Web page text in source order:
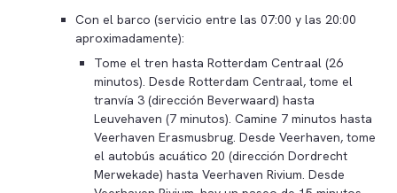
Con el barco (servicio entre las 07:00 y las 20:00
aproximadamente):
Tome el tren hasta Rotterdam Centraal (26
minutos). Desde Rotterdam Centraal, tome el
tranvía 3 (dirección Beverwaard) hasta
Leuvehaven (7 minutos). Camine 7 minutos hasta
Veerhaven Erasmusbrug. Desde Veerhaven, tome
el autobús acuático 20 (dirección Dordrecht
Merwekade) hasta Veerhaven Rivium. Desde